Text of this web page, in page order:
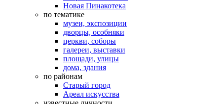
Новая Пинакотека
по тематике
музеи, экспозиции
дворцы, особняки
церкви, соборы
галереи, выставки
площади, улицы
дома, здания
по районам
Старый город
Ареал искусства